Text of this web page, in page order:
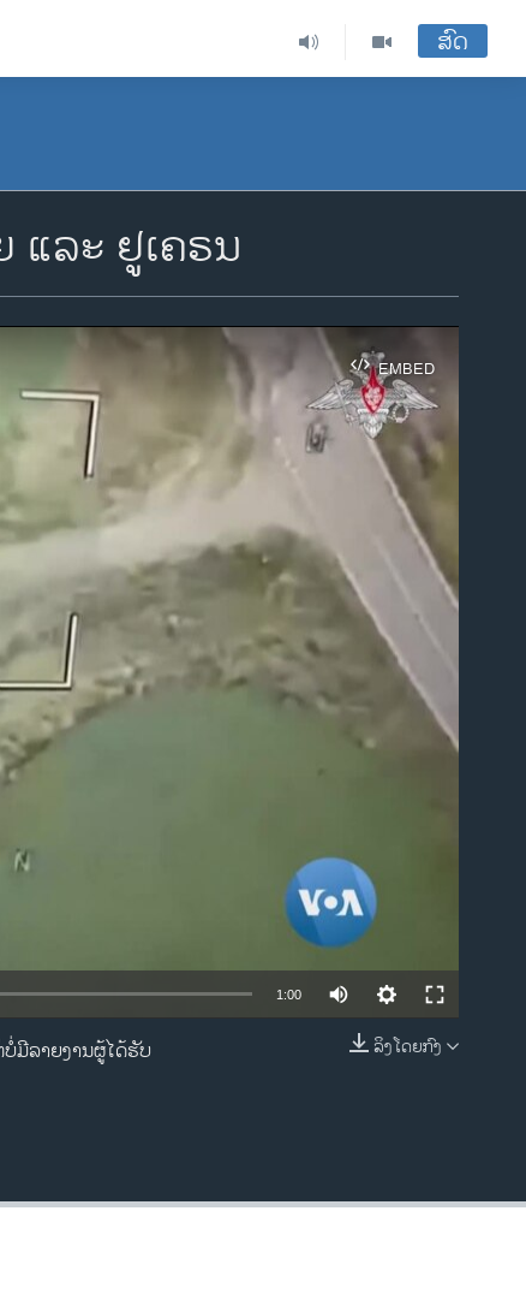
ສົດ
ແລະ ຢູເຄຣນ
EMBED
EMBED
1:00
ລິງໂດຍກົງ
ມີລາຍງານຜູ້ໄດ້ຮັບ